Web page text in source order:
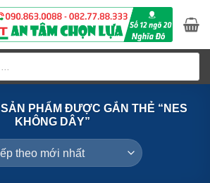
SẢN PHẨM ĐƯỢC GẮN THẺ “NES
KHÔNG DÂY”